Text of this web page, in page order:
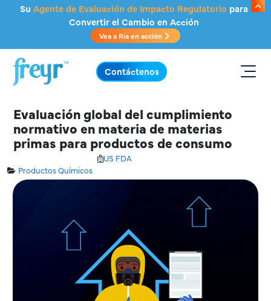
Saltar al contenido principal
Su Agente de Evaluación de Impacto Regulatorio para
Convertir el Cambio en Acción
Vea a Ria en acción
.
Contáctenos
Evaluación global del cumplimiento
normativo en materia de materias
primas para productos de consumo
Productos Químicos
US FDA